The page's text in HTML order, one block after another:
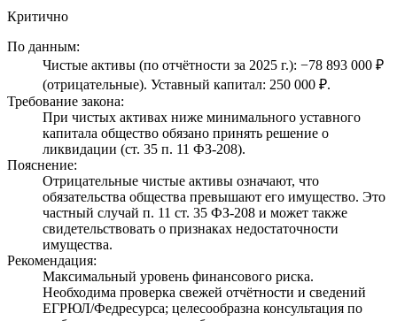
Критично
По данным:
Чистые активы (по отчётности за 2025 г.): −78 893 000 ₽
(отрицательные). Уставный капитал: 250 000 ₽.
Требование закона:
При чистых активах ниже минимального уставного
капитала общество обязано принять решение о
ликвидации (ст. 35 п. 11 ФЗ-208).
Пояснение:
Отрицательные чистые активы означают, что
обязательства общества превышают его имущество. Это
частный случай п. 11 ст. 35 ФЗ-208 и может также
свидетельствовать о признаках недостаточности
имущества.
Рекомендация:
Максимальный уровень финансового риска.
Необходима проверка свежей отчётности и сведений
ЕГРЮЛ/Федресурса; целесообразна консультация по